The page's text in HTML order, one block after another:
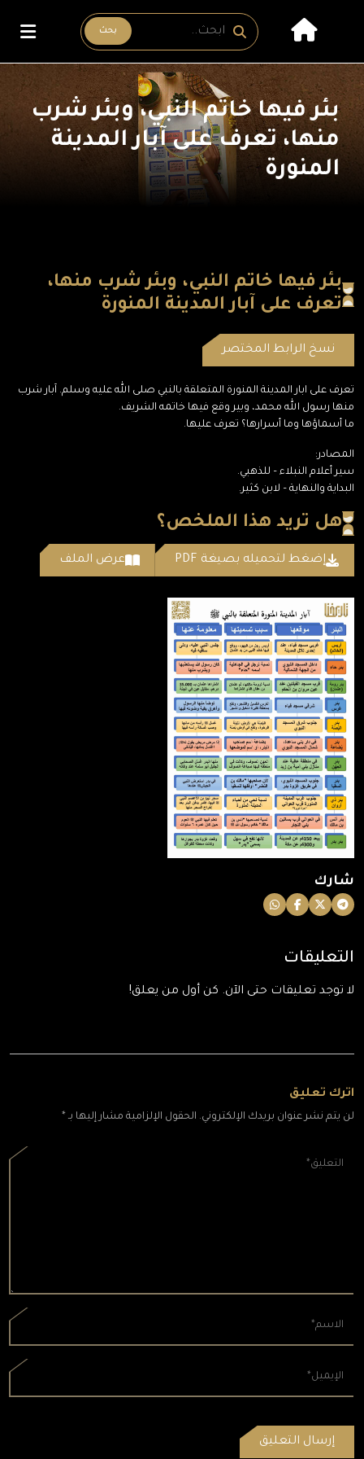
بحث
بئر فيها خاتم النبي، وبئر شرب
منها، تعرف على آبار المدينة
المنورة
بئر فيها خاتم النبي، وبئر شرب منها،
تعرف على آبار المدينة المنورة
نسخ الرابط المختصر
تعرف على ابار المدينة المنورة المتعلقة بالنبي صلى الله عليه وسلم. آبار شرب
منها رسول الله محمد، وبير وقع فيها خاتمه الشريف.
ما أسماؤها وما أسرارها؟ تعرف عليها.
المصادر:
سير أعلام النبلاء – للذهبي.
البداية والنهاية – لابن كثير.
هل تريد هذا الملخص؟
إضغط لتحميله بصيغة PDF عرض الملف
شارك
التعليقات
لا توجد تعليقات حتى الآن. كن أول من يعلق!
اترك تعليق
لن يتم نشر عنوان بريدك الإلكتروني. الحقول الإلزامية مشار إليها بـ *